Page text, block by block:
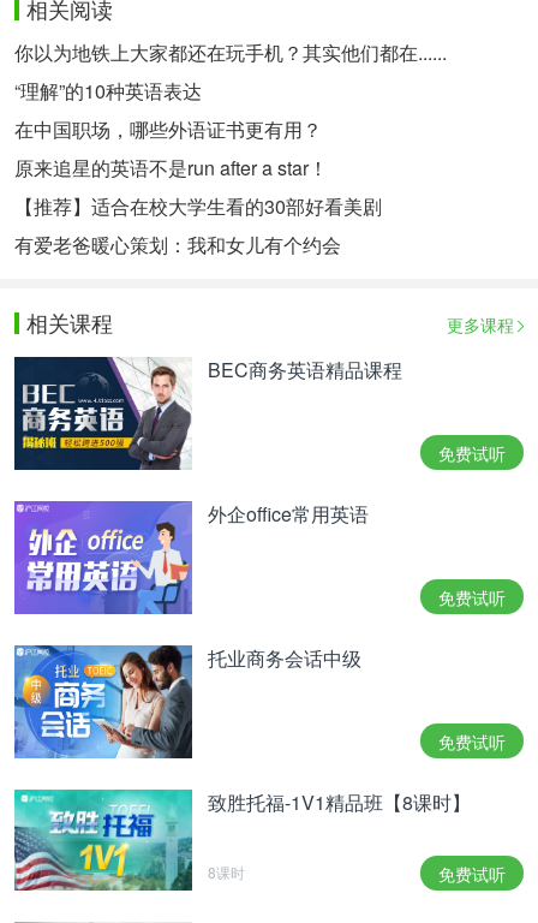
相关阅读
你以为地铁上大家都还在玩手机？其实他们都在......
“理解”的10种英语表达
在中国职场，哪些外语证书更有用？
原来追星的英语不是run after a star！
【推荐】适合在校大学生看的30部好看美剧
有爱老爸暖心策划：我和女儿有个约会
相关课程 更多课程
BEC商务英语精品课程
免费试听
外企office常用英语
免费试听
托业商务会话中级
免费试听
致胜托福-1V1精品班【8课时】
8课时 免费试听